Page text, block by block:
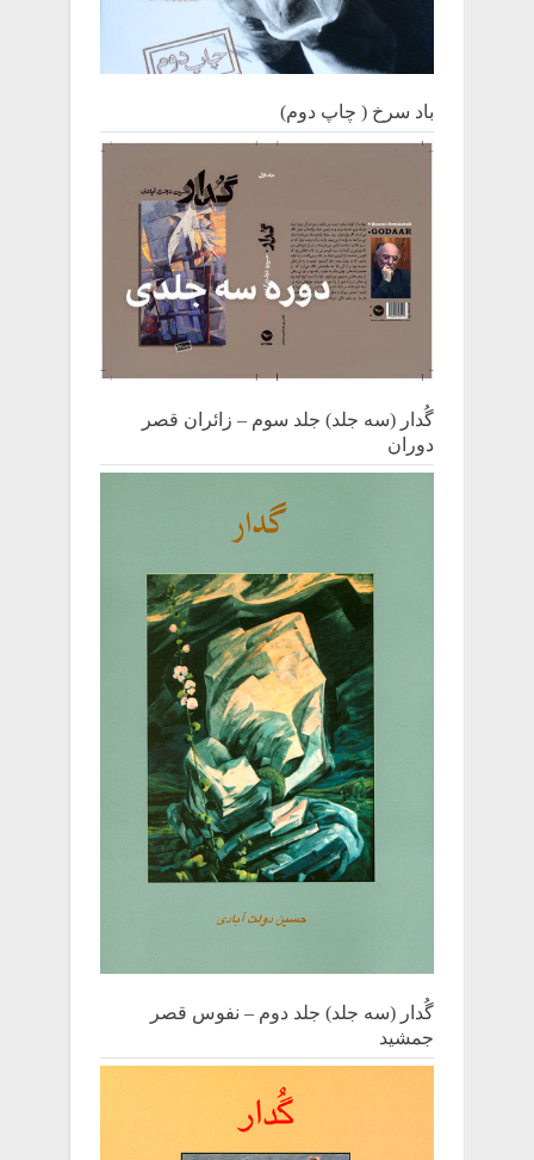
باد سرخ ( چاپ دوم)
گُدار (سه جلد) جلد سوم – زائران قصر
دوران
گُدار (سه جلد) جلد دوم – نفوس قصر
جمشید